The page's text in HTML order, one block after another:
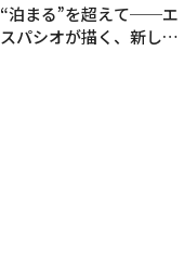
“泊まる”を超えて──エ
スパシオが描く、新しい